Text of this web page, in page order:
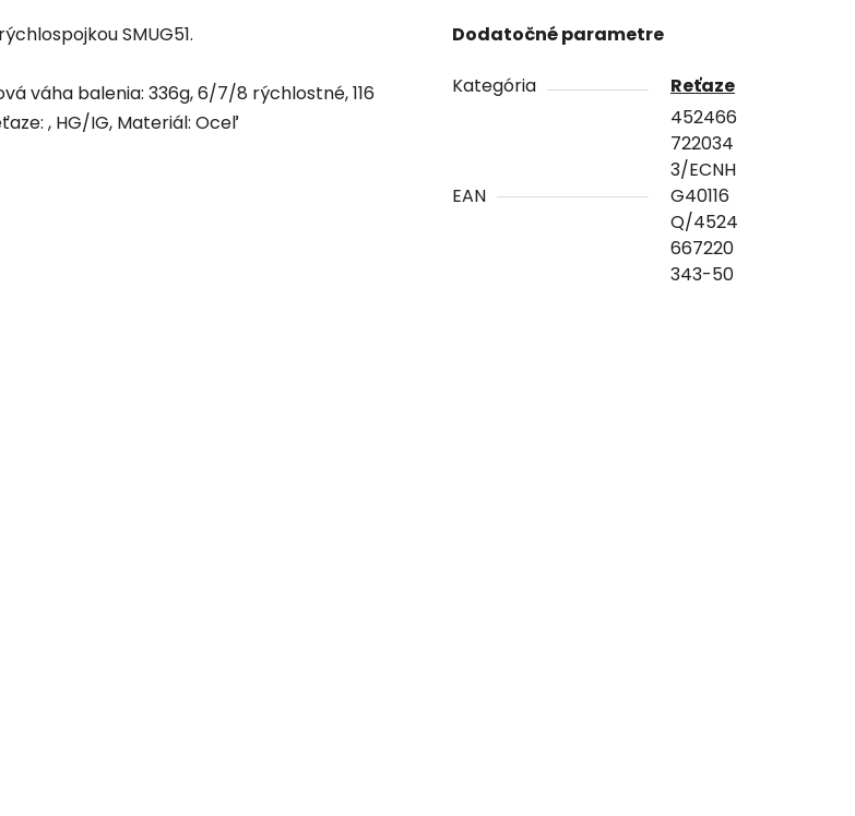
SMUG51.
váha balenia: 336g, 6/7/8 rýchlostné, 116
, HG/IG, Materiál: Oceľ
Dodatočné parametre
Kategória Reťaze
EAN
452466
722034
3/ECNH
G40116
Q/4524
667220
343-50